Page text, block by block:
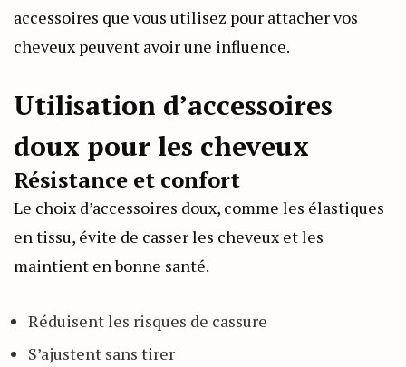
accessoires que vous utilisez pour attacher vos
cheveux peuvent avoir une influence.
Utilisation d’accessoires
doux pour les cheveux
Résistance et confort
Le choix d’accessoires doux, comme les élastiques
en tissu, évite de casser les cheveux et les
maintient en bonne santé.
Réduisent les risques de cassure
S’ajustent sans tirer